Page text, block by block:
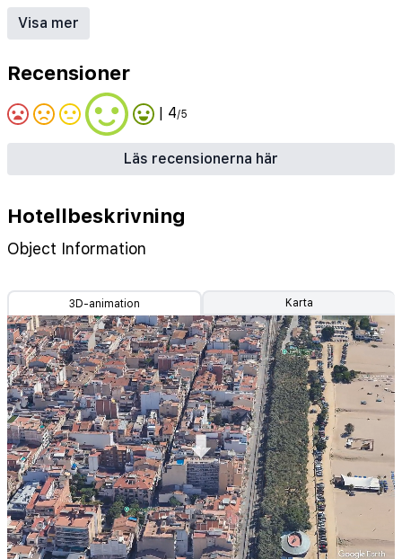
Restaurant
ChildrenPool
Visa mer
Recensioner
| 4/5
Läs recensionerna här
Hotellbeskrivning
Object Information
3D-animation Karta